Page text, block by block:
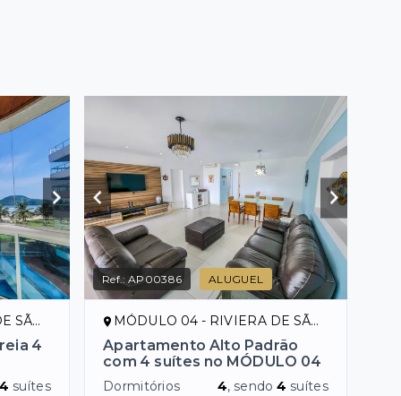
SP
4
4 suítes
Ref.:AP00386 ALUGUEL
MÓDULO 04 - RIVIERA DE SÃO LOURENÇO/SP
Apartamento Alto Padrão
com 4 suítes no MÓDULO 04
Dormitórios 4, sendo4 suítes